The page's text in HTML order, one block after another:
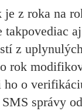
je z roka na
takpovediac
z
rok
ho o
správy